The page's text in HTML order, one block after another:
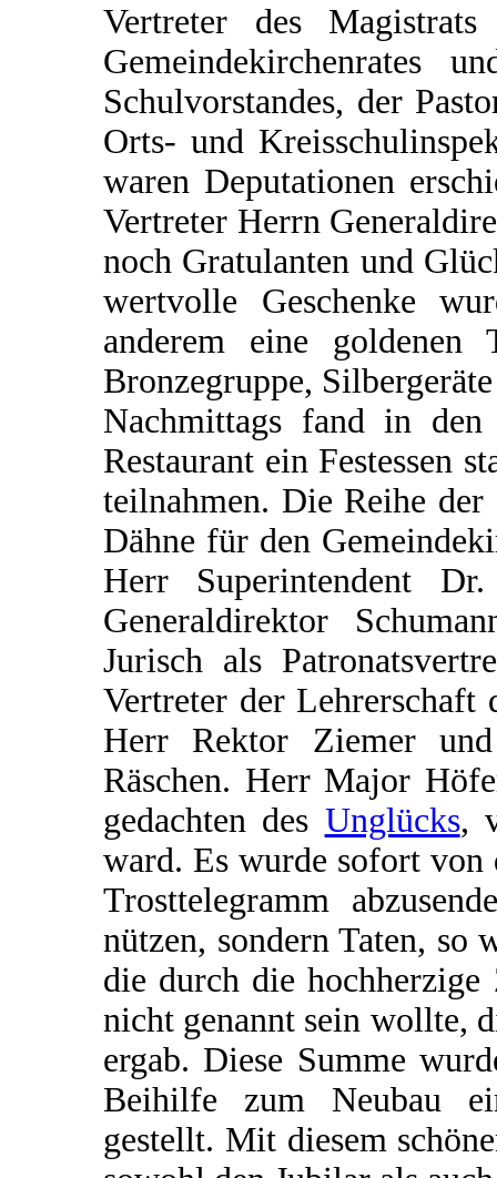
Vertreter des
Gemeindekirchenrates
Schulvorstandes, der
Orts- und
waren Deputationen
Vertreter Herrn
noch Gratulanten und
wertvolle Geschenke
anderem eine goldenen
Bronzegruppe,
Nachmittags fand in den
Restaurant ein Festessen
teilnahmen. Die Reihe
Dähne für den
Herr Superintendent
Generaldirektor
Jurisch als
Vertreter der Lehrerschaft
Herr Rektor Ziemer
Räschen. Herr Major
gedachten des Unglücks,
ward. Es wurde sofort von
Trosttelegramm
nützen, sondern Taten, so
die durch die
nicht genannt sein wollte,
ergab. Diese Summe
Beihilfe zum Neubau
gestellt. Mit diesem